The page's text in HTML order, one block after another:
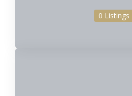
0 Listings